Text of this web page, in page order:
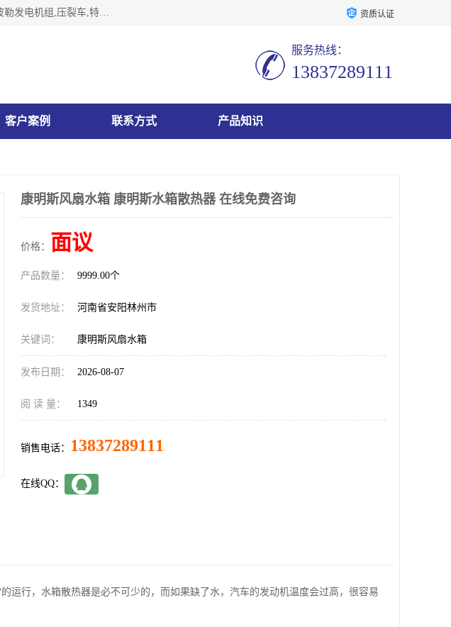
林州市万泉水箱有限责任公司专业生济南柴油机,胜动柴油机燃气机卧式,重庆康明斯发电机组,美国卡特彼勒发电机组,压裂车,特雷克斯矿车,卡特矿车,小松反铲,卡特反铲装载机,日立反铲,阿特拉斯科普柯钻机,山推推土机黄工推土机等系列水箱中冷器油冷器，公司始终发扬自力更生、艰苦奋斗的红旗渠精神、不断开拓、进取，以“先进的生产技术、一流的产品质量、良好的销售信誉”为宗旨。 资质认证
服务热线：
13837289111
客户案例 联系方式 产品知识
康明斯风扇水箱 康明斯水箱散热器 在线免费咨询
价格： 面议
产品数量： 9999.00个
发货地址： 河南省安阳林州市
关键词： 康明斯风扇水箱
发布日期： 2026-08-07
阅 读 量： 1349
销售电话： 13837289111
在线QQ：
运行，水箱散热器是必不可少的，而如果缺了水，汽车的发动机温度会过高，很容易